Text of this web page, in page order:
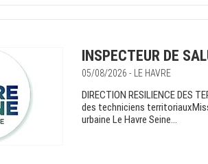
INSPECTEUR DE
05/08/2026 - LE HAVRE
DIRECTION RESILIENCE DES
des techniciens
urbaine Le Havre Seine...